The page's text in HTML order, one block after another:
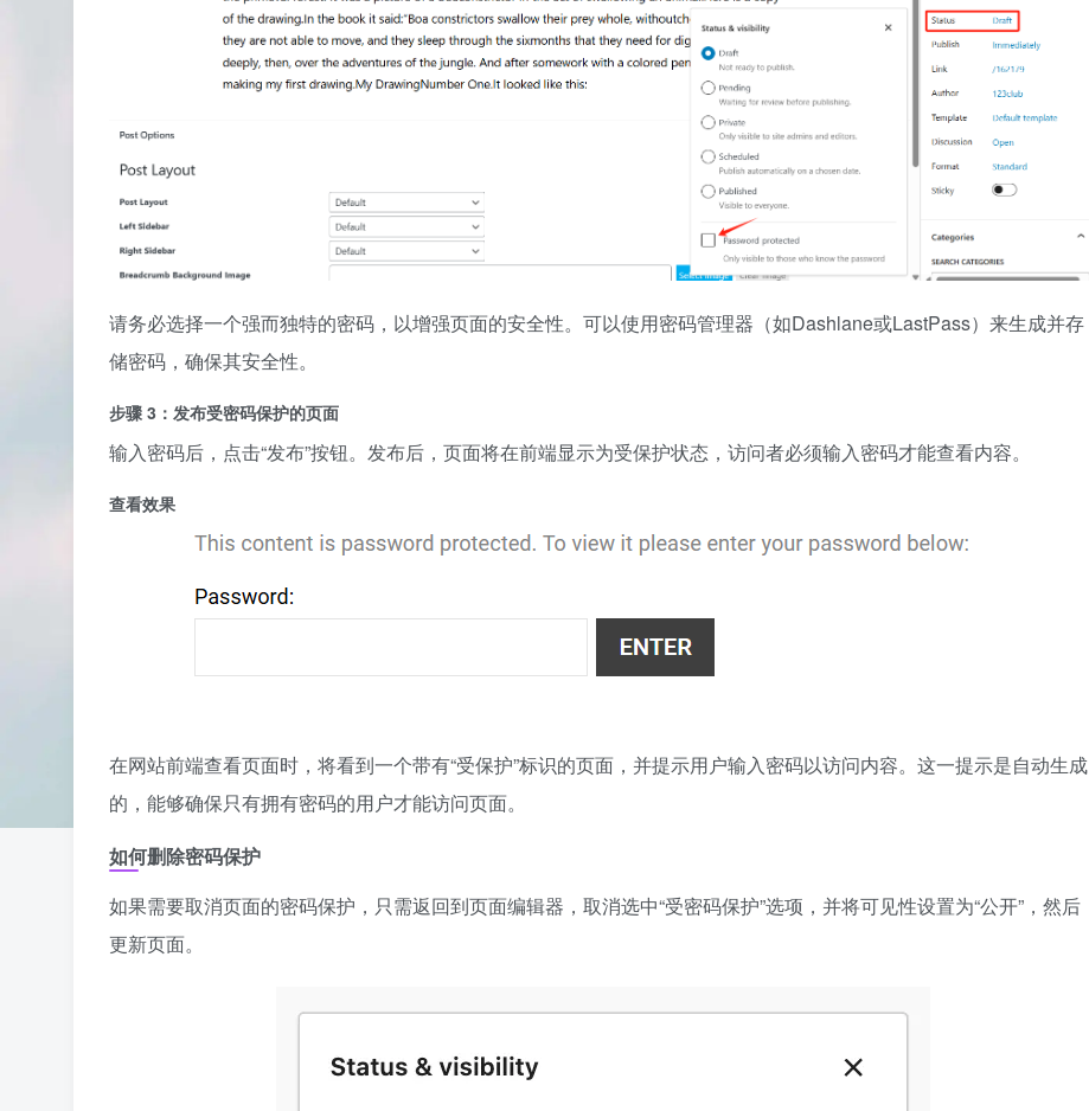
请务必选择一个强而独特的密码，以增强页面的安全性。可以使用密码管理器（如Dashlane或LastPass）来生成并存
储密码，确保其安全性。
步骤 3：发布受密码保护的页面
输入密码后，点击“发布”按钮。发布后，页面将在前端显示为受保护状态，访问者必须输入密码才能查看内容。
查看效果
在网站前端查看页面时，将看到一个带有“受保护”标识的页面，并提示用户输入密码以访问内容。这一提示是自动生成
的，能够确保只有拥有密码的用户才能访问页面。
如何删除密码保护
如果需要取消页面的密码保护，只需返回到页面编辑器，取消选中“受密码保护”选项，并将可见性设置为“公开”，然后
更新页面。